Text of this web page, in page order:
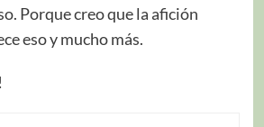
Porque creo que la afición
eso y mucho más.